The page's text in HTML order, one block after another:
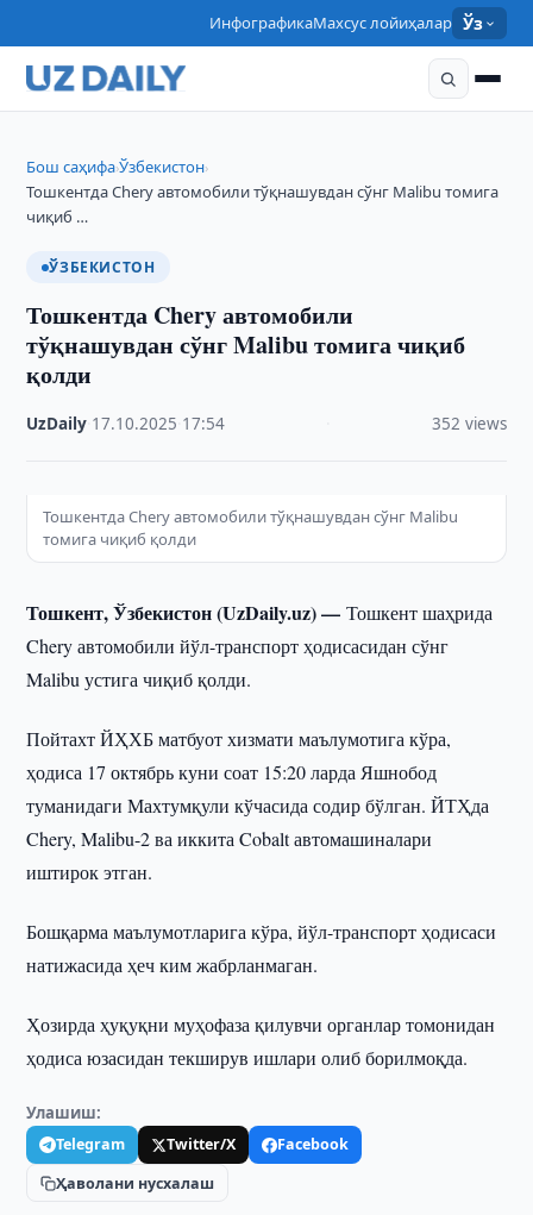
ИнфографикаМахсус лойиҳалар Ўз
Бош саҳифа›Ўзбекистон›
Тошкентда Chery автомобили тўқнашувдан сўнг Malibu томига
чиқиб …
ЎЗБЕКИСТОН
Тошкентда Chery автомобили
тўқнашувдан сўнг Malibu томига чиқиб
қолди
UzDaily 17.10.2025 17:54 352 views
Тошкентда Chery автомобили тўқнашувдан сўнг Malibu
томига чиқиб қолди
Тошкент, Ўзбекистон (UzDaily.uz) —Тошкент шаҳрида
Chery автомобили йўл-транспорт ҳодисасидан сўнг
Malibu устига чиқиб қолди.
Пойтахт ЙҲХБ матбуот хизмати маълумотига кўра,
ҳодиса 17 октябрь куни соат 15:20 ларда Яшнобод
туманидаги Махтумқули кўчасида содир бўлган. ЙТҲда
Chery, Malibu-2 ва иккита Cobalt автомашиналари
иштирок этган.
Бошқарма маълумотларига кўра, йўл-транспорт ҳодисаси
натижасида ҳеч ким жабрланмаган.
Ҳозирда ҳуқуқни муҳофаза қилувчи органлар томонидан
ҳодиса юзасидан текширув ишлари олиб борилмоқда.
Улашиш:
Telegram Twitter/X
Facebook
Ҳаволани нусхалаш